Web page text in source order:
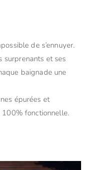
de s’ennuyer.
surprenants et ses
baignade une
épurées et
100% fonctionnelle.